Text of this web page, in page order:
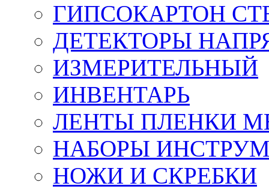
ГИПСОКАРТОН
ДЕТЕКТОРЫ
ИЗМЕРИТЕЛЬНЫЙ
ИНВЕНТАРЬ
ЛЕНТЫ ПЛЕНКИ
НАБОРЫ
НОЖИ И СКРЕБКИ